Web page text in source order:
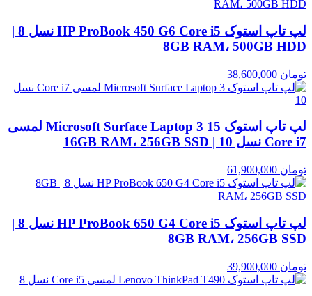
لپ تاپ استوک HP ProBook 450 G6 Core i5 نسل 8 |
8GB RAM، 500GB HDD
تومان
لپ تاپ استوک Microsoft Surface Laptop 3 15 لمسی
Core i7 نسل 10 | 16GB RAM، 256GB SSD
تومان
لپ تاپ استوک HP ProBook 650 G4 Core i5 نسل 8 |
8GB RAM، 256GB SSD
تومان